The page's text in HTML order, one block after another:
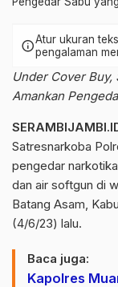
infoAtur ukuran
pengalaman
Under Cover Buy,
Amankan
Satresnarkoba
pengedar
dan air softgun di
Batang Asam,
(4/6/23) lalu.
Baca juga:
Kapolres